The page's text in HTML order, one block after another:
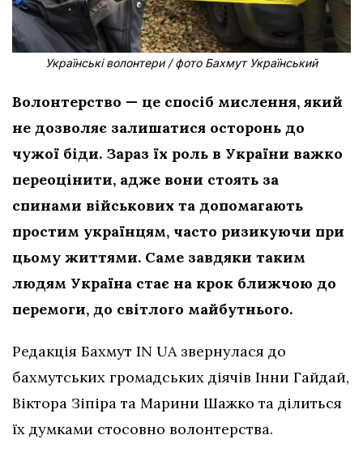
Українські волонтери / фото Бахмут Український
Волонтерство — це спосіб мислення, який
не дозволяє залишатися осторонь до
чужої біди. Зараз їх роль в України важко
переоцінити, адже вони стоять за
спинами військових та допомагають
простим українцям, часто ризикуючи при
цьому життями. Саме завдяки таким
людям Україна стає на крок ближчою до
перемоги, до світлого майбутнього.
Редакція Бахмут IN UA звернулася до
бахмутських громадських діячів Інни Гайдай,
Віктора Зіпіра та Марини Шажко та ділиться
їх думками стосовно волонтерства.